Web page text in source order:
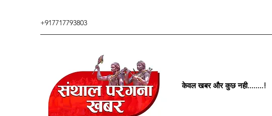
+917717793803
केवल खबर और कुछ नही........!